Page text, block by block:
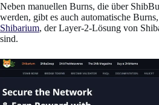
Neben manuellen Burns, die über
werden, gibt es auch automatische
Shibarium, der Layer-2-Lösung von
sind.